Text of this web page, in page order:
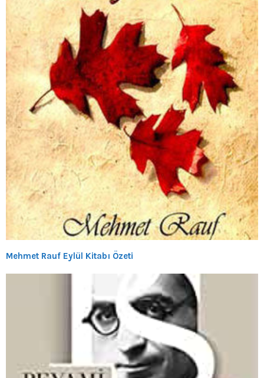
Mehmet Rauf Eylül Kitabı Özeti